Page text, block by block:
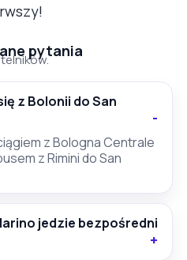
pytania
z Bolonii do San
z Bologna Centrale
z Rimini do San
jedzie bezpośredni